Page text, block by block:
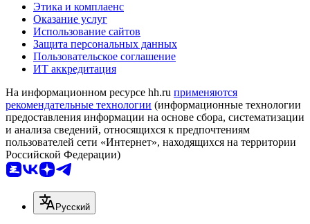
Этика и комплаенс
Оказание услуг
Использование сайтов
Защита персональных данных
Пользовательское соглашение
ИТ аккредитация
На информационном ресурсе hh.ru применяются
рекомендательные технологии (информационные технологии
предоставления информации на основе сбора, систематизации
и анализа сведений, относящихся к предпочтениям
пользователей сети «Интернет», находящихся на территории
Российской Федерации)
Русский